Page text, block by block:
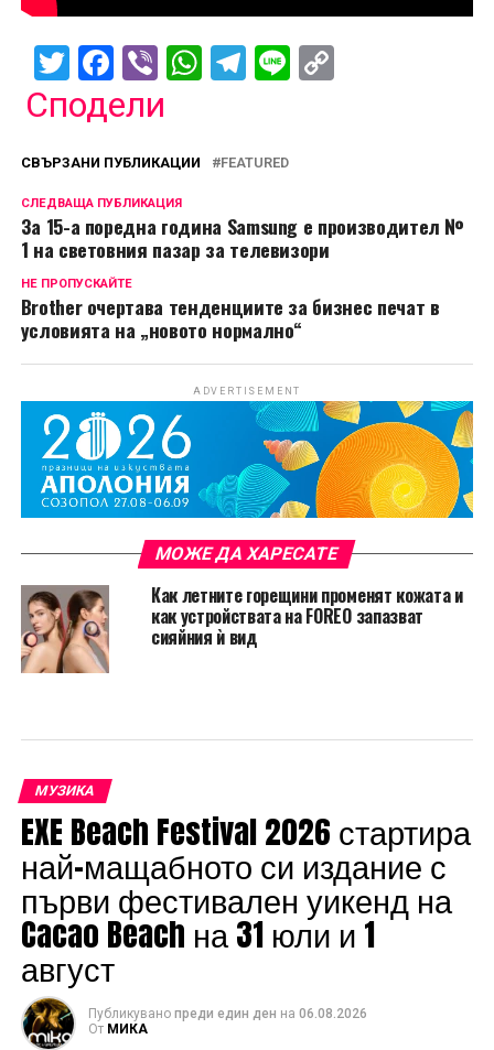
Twitter
Facebook
ViberWhatsApp
Telegram
LineCopy
Сподели
СВЪРЗАНИ ПУБЛИКАЦИИ FEATURED
СЛЕДВАЩА ПУБЛИКАЦИЯ
За 15-a поредна година Samsung е производител №
1 на световния пазар за телевизори
НЕ ПРОПУСКАЙТЕ
Brother очертава тенденциите за бизнес печат в
условията на „новото нормално“
ADVERTISEMENT
МОЖЕ ДА ХАРЕСАТЕ
Как летните горещини променят кожата и
как устройствата на FOREO запазват
сияйния ѝ вид
МУЗИКА
EXE Beach Festival 2026 стартира
най-мащабното си издание с
първи фестивален уикенд на
Cacao Beach на 31 юли и 1
август
Публикувано преди един ден на 06.08.2026
От МИКА